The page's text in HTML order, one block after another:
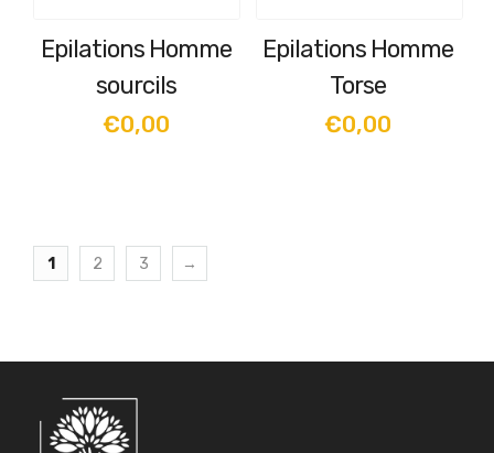
Epilations Homme
sourcils
€0,00
Epilations Homme
Torse
€0,00
1 2 3 →